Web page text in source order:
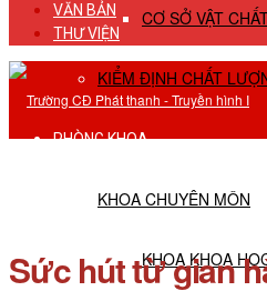
CƠ SỞ VẬT
KIỂM ĐỊNH CHẤT
PHÒNG KHOA
KHOA CHUYÊN MÔN
KHOA KHOA
VĂN BẢN
THƯ VIỆN
Sức hút từ gian